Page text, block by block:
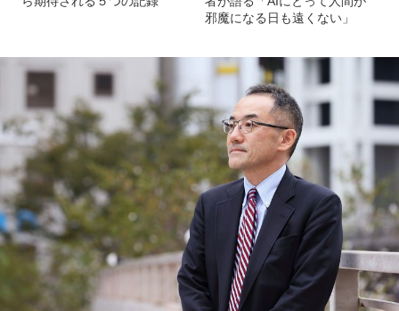
邪魔になる日も遠くない」